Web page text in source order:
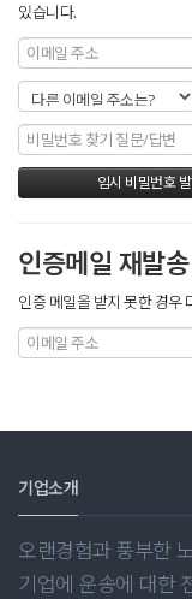
있습니다.
인증메일 재발송
인증 메일을 받지 못한 경우
기업소개
오랜경험과 풍부한
기업에 운송에 대한